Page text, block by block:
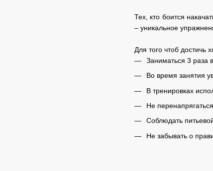
Тех, кто боится
– уникальное
Для того чтоб достичь
Заниматься 3 раза
Во время занятия
В тренировках
Не
Соблюдать
Не забывать о